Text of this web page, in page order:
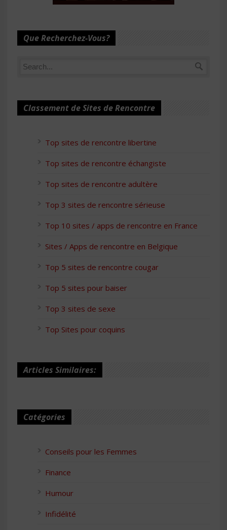
Que Recherchez-Vous?
Classement de Sites de Rencontre
Top sites de rencontre libertine
Top sites de rencontre échangiste
Top sites de rencontre adultère
Top 3 sites de rencontre sérieuse
Top 10 sites / apps de rencontre en France
Sites / Apps de rencontre en Belgique
Top 5 sites de rencontre cougar
Top 5 sites pour baiser
Top 3 sites de sexe
Top Sites pour coquins
Articles Similaires:
Catégories
Conseils pour les Femmes
Finance
Humour
Infidélité